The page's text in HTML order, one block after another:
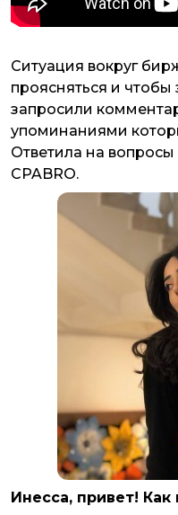
Ситуация вокруг
проясняться и чтобы
запросили
упоминаниями
Ответила на
CPABRO.
Инесса, привет!